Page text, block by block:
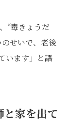
“毒きょうだ
せいで、老後
います」と語
と家を出て